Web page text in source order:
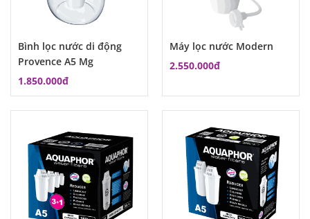
Bình lọc nước di động
Provence A5 Mg
1.850.000đ
Máy lọc nước Modern
2.550.000đ